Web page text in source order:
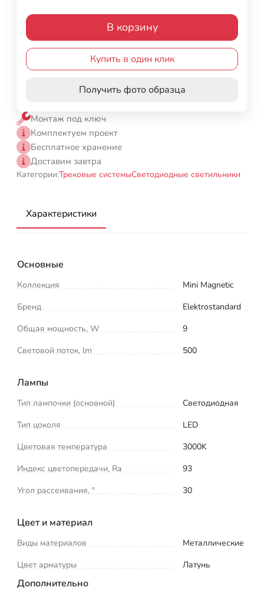
В корзину
Купить в один клик
Получить фото образца
Монтаж под ключ
Комплектуем проект
Бесплатное хранение
Доставим завтра
Категории:Трековые системыСветодиодные светильники
Характеристики
Основные
Коллекция
Mini Magnetic
Бренд
Elektrostandard
Общая мощность, W
9
Световой поток, lm
500
Лампы
Тип лампочки (основной)
Светодиодная
Тип цоколя
LED
Цветовая температура
3000K
Индекс цветопередачи, Ra
93
Угол рассеивания, °
30
Цвет и материал
Виды материалов
Металлические
Цвет арматуры
Латунь
Дополнительно